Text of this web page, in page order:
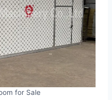
for Sale